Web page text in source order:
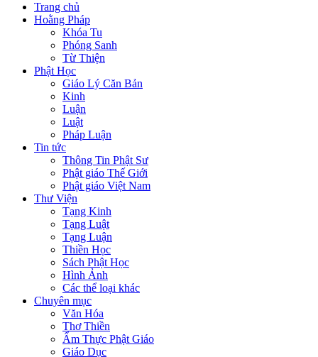
Trang chủ
Hoằng Pháp
Khóa Tu
Phóng Sanh
Từ Thiện
Phật Học
Giáo Lý Căn Bản
Kinh
Luận
Luật
Pháp Luận
Tin tức
Thông Tin Phật Sư
Phật giáo Thế Giới
Phật giáo Việt Nam
Thư Viện
Tạng Kinh
Tạng Luật
Tạng Luận
Thiền Học
Sách Phật Học
Hình Ảnh
Các thể loại khác
Chuyên mục
Văn Hóa
Thơ Thiền
Ẩm Thực Phật Giáo
Giáo Dục